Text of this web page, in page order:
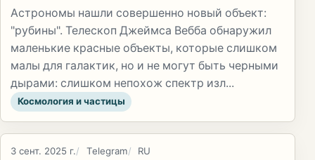
Астрономы нашли совершенно новый объект:
"рубины". Телескоп Джеймса Вебба обнаружил
маленькие красные объекты, которые слишком
малы для галактик, но и не могут быть черными
дырами: слишком непохож спектр изл...
Космология и частицы
3 сент. 2025 г. Telegram RU